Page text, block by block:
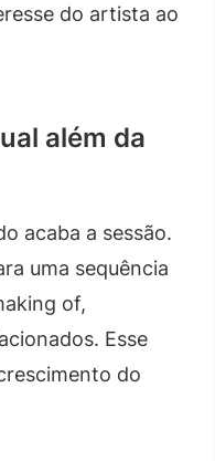
do artista ao
além da
acaba a sessão.
uma sequência
of,
Esse
do